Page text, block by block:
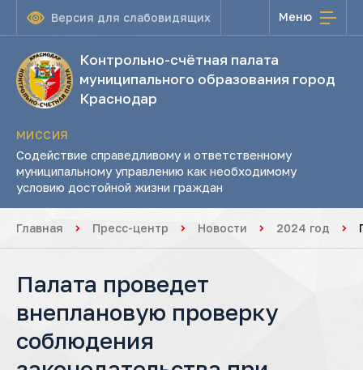
Версия для слабовидящих Меню
Контрольно-счётная палата
муниципального образования город
Краснодар
МИССИЯ
Содействие справедливому и ответственному
муниципальному управлению как необходимому
условию достойной жизни граждан
Главная Пресс-центр Новости 2024 год
Палата проведет
внеплановую проверку
соблюдения